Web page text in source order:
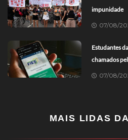
impunidade
07/08/
Estudantes
chamados
07/08/
MAIS LIDAS